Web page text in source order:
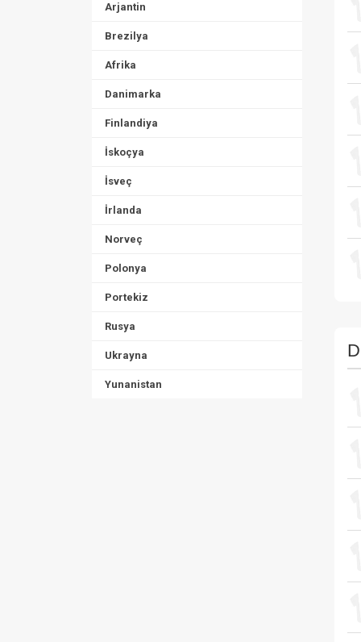
Arjantin
Brezilya
Afrika
Danimarka
Finlandiya
İskoçya
İsveç
İrlanda
Norveç
Polonya
Portekiz
Rusya
Ukrayna
Yunanistan